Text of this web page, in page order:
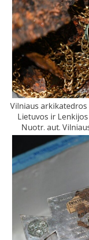
Vilniaus
Lietuvos ir
Nuotr. aut.